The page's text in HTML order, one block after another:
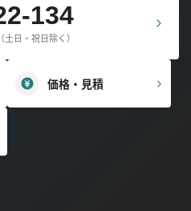
134
日・祝日除く）
価格・見積